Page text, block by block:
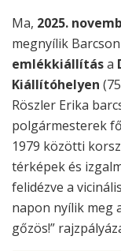
Ma, 2025.
megnyílik
emlékkiállítása
Kiállítóhelyen
Röszler Erika
polgármesterek
1979 közötti
térképek és
felidézve a
napon nyílik meg
gőzös!”